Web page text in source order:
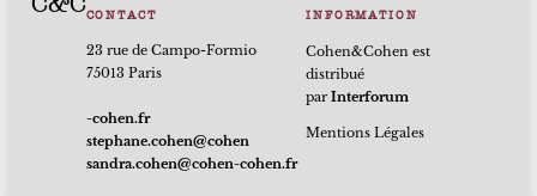
CONTACT
23 rue de Campo-Formio
75013 Paris
rf.nehoc-
nehoc@nehoc.enahpets
rf.nehoc-nehoc@nehoc.ardnas
INFORMATION
Cohen&Cohen est
distribué
parInterforum
Mentions Légales